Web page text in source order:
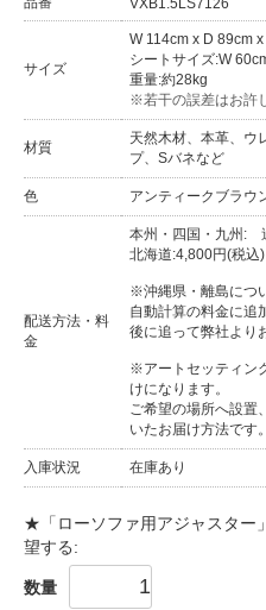
サイズ
W 114cm x D 89cm
シートサイズ:W
重量:約28kg
※若干の誤差はお許
材質
天然木材、本革、ウ
プ、Sバネなど
色 アンティークブラウ
配送方法・料
金
本州・四国・九州:
北海道:4,800円(税込)
※沖縄県・離島につ
自動計算の料金に追
後に追って弊社より
※アートセッティン
けになります。
ご希望の場所へ設置
いたお届け方法です。
入庫状況 在庫あり
★「ローソファ用アジャスター
望する:
数量